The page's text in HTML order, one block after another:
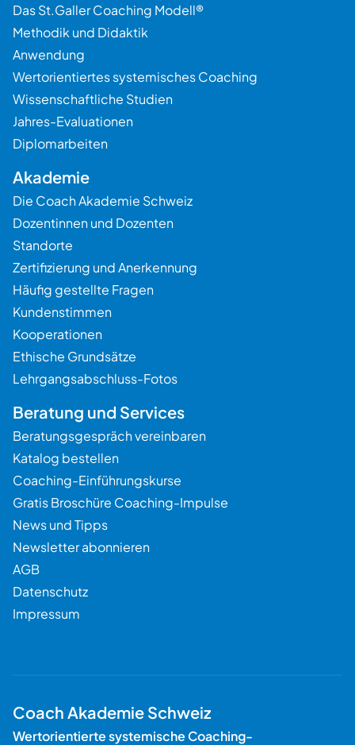
Das St.Galler Coaching Modell®
Methodik und Didaktik
Anwendung
Wertorientiertes systemisches Coaching
Wissenschaftliche Studien
Jahres-Evaluationen
Diplomarbeiten
Akademie
Die Coach Akademie Schweiz
Dozentinnen und Dozenten
Standorte
Zertifizierung und Anerkennung
Häufig gestellte Fragen
Kundenstimmen
Kooperationen
Ethische Grundsätze
Lehrgangsabschluss-Fotos
Beratung und Services
Beratungsgespräch vereinbaren
Katalog bestellen
Coaching-Einführungskurse
Gratis Broschüre Coaching-Impulse
News und Tipps
Newsletter abonnieren
AGB
Datenschutz
Impressum
Coach Akademie Schweiz
Wertorientierte systemische Coaching-